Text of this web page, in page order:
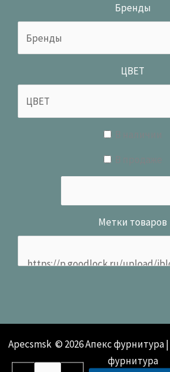
Бренды
ЦВЕТ
Метки товаров
Apecsmsk © 2026 Апекс фурнитура
фурнитура